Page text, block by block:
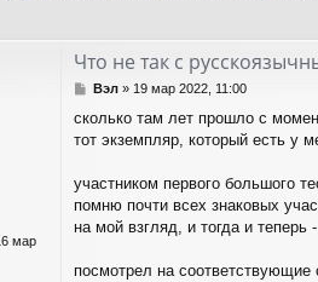
мар
Что не так с
С
о
б
е
и
е
Вэл» 19 мар 2022, 11:00
сколько там лет прошло с
тот экземпляр, который есть у
участником первого большого
помню почти всех знаковых
на мой взгляд, и тогда и теперь
посмотрел на соответствующие